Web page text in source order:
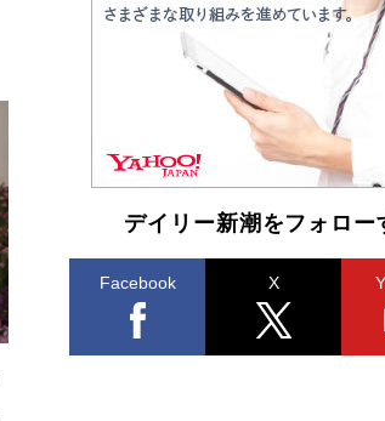
「不意に涙が出そうに…」高嶋政伸
た“13歳の娘を暴行する役”への葛藤
シーコーディネーターに支えられた
Book Bang
デイリー新潮をフォロー
Facebook X